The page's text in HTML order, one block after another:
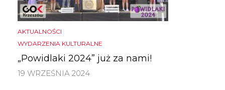
AKTUALNOŚCI
WYDARZENIA KULTURALNE
„Powidlaki 2024” już za nami!
19 WRZEŚNIA 2024